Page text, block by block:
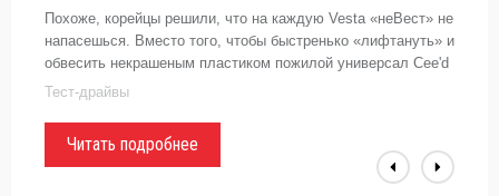
Похоже, корейцы решили, что на каждую Vesta «неВест» не
напасешься. Вместо того, чтобы быстренько «лифтануть» и
обвесить некрашеным пластиком пожилой универсал Cee'd
SW, выкатили в кросс-формате новый хэтч KIA Rio X-Line.
Тест-драйвы
Читать подробнее